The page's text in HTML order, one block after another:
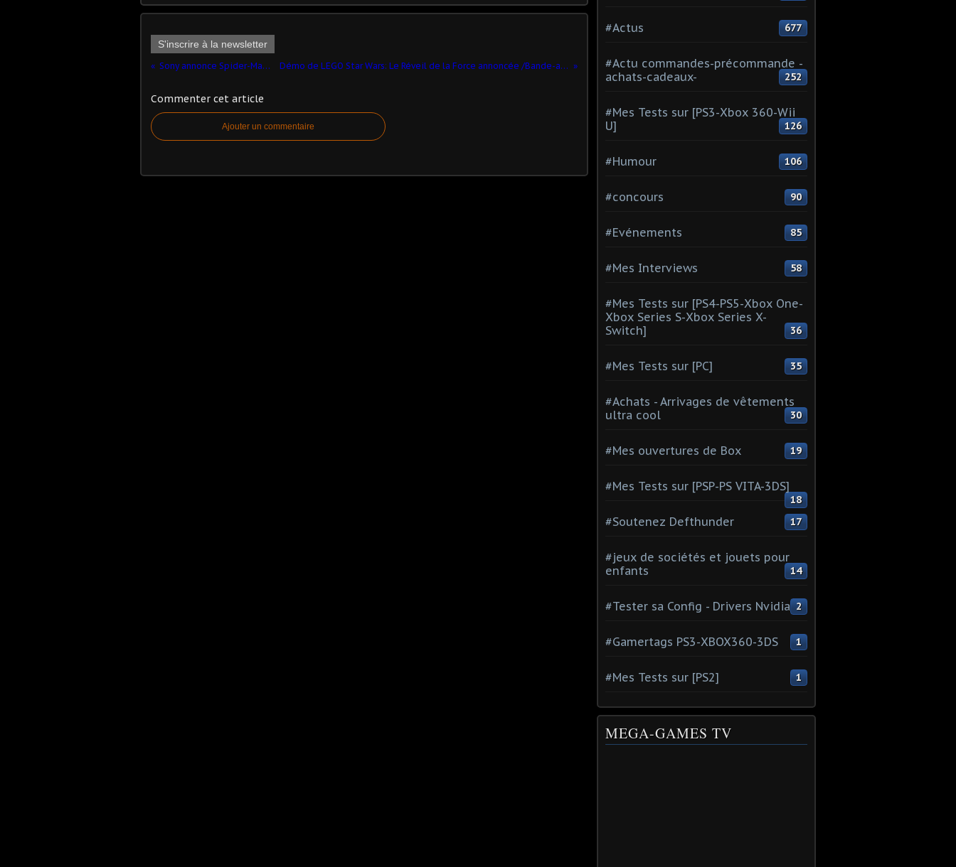
S'inscrire à la newsletter
Sony annonce Spider-Man sur PS4 Démo de LEGO Star Wars: Le Réveil de la Force annoncée /Bande-annonce E3 révélée‏
Commenter cet article
Ajouter un commentaire
#Actus 677
#Actu commandes-précommande -
achats-cadeaux-
252
#Mes Tests sur [PS3-Xbox 360-Wii
U]
126
#Humour 106
#concours 90
#Evénements 85
#Mes Interviews 58
#Mes Tests sur [PS4-PS5-Xbox One-
Xbox Series S-Xbox Series X-
Switch]
36
#Mes Tests sur [PC] 35
#Achats - Arrivages de vêtements
ultra cool
30
#Mes ouvertures de Box 19
#Mes Tests sur [PSP-PS VITA-3DS]
18
#Soutenez Defthunder 17
#jeux de sociétés et jouets pour
enfants
14
#Tester sa Config - Drivers Nvidia 2
#Gamertags PS3-XBOX360-3DS 1
#Mes Tests sur [PS2] 1
MEGA-GAMES TV